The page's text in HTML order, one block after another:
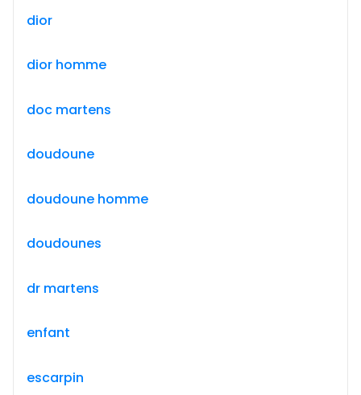
dior
dior homme
doc martens
doudoune
doudoune homme
doudounes
dr martens
enfant
escarpin